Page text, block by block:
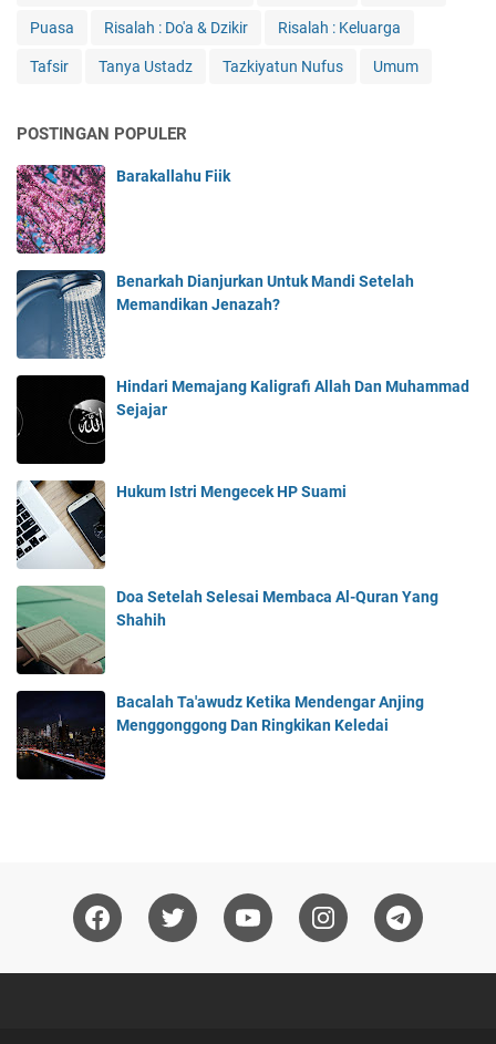
Puasa Risalah : Do'a & Dzikir Risalah : Keluarga
Tafsir Tanya Ustadz Tazkiyatun Nufus Umum
POSTINGAN POPULER
Barakallahu Fiik
Benarkah Dianjurkan Untuk Mandi Setelah
Memandikan Jenazah?
Hindari Memajang Kaligrafi Allah Dan Muhammad
Sejajar
Hukum Istri Mengecek HP Suami
Doa Setelah Selesai Membaca Al-Quran Yang
Shahih
Bacalah Ta'awudz Ketika Mendengar Anjing
Menggonggong Dan Ringkikan Keledai